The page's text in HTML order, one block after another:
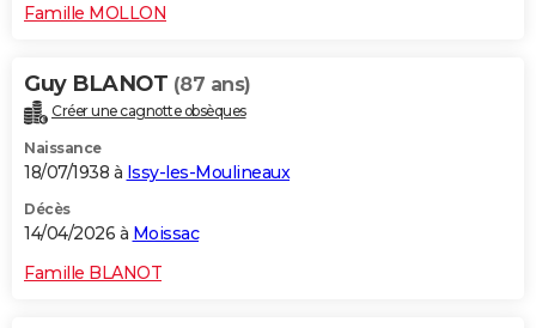
Famille MOLLON
Guy BLANOT (87 ans)
Créer une cagnotte obsèques
Naissance
18/07/1938 à Issy-les-Moulineaux
Décès
14/04/2026 à Moissac
Famille BLANOT